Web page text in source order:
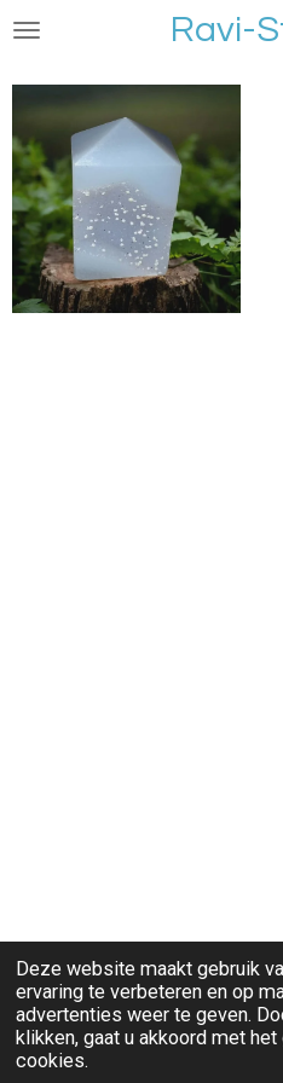
Deze website maakt gebruik
ervaring te verbeteren en op
advertenties weer te geven.
klikken, gaat u akkoord met
cookies.
Ga
naar
hoofdinhoud
Ravi-
© 2026 Ravi-Stones